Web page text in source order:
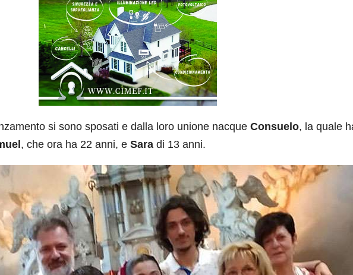
si sono sposati e dalla loro unione nacque Consuelo, la quale
, che ora ha 22 anni, e Sara di 13 anni.